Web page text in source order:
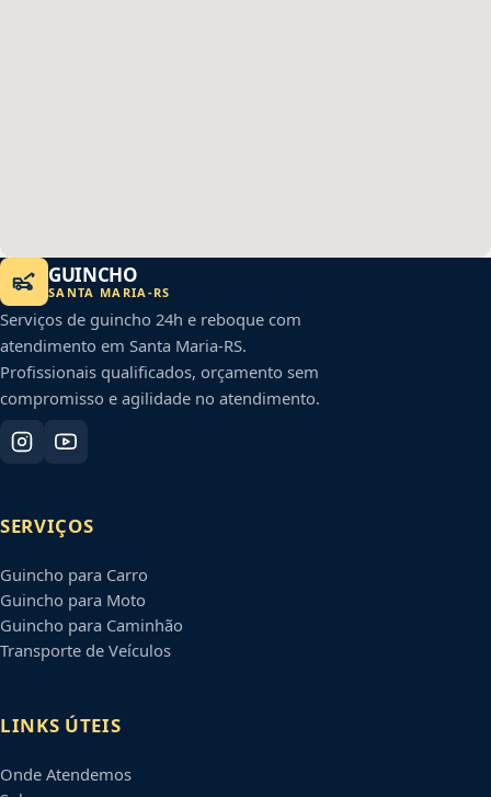
GUINCHO
SANTA MARIA -RS
Serviços de guincho 24h e reboque com
atendimento em Santa Maria-RS.
Profissionais qualificados, orçamento sem
compromisso e agilidade no atendimento.
SERVIÇOS
Guincho para Carro
Guincho para Moto
Guincho para Caminhão
Transporte de Veículos
LINKS ÚTEIS
Onde Atendemos